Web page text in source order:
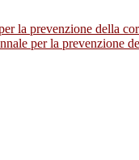
la prevenzione della
per la prevenzione